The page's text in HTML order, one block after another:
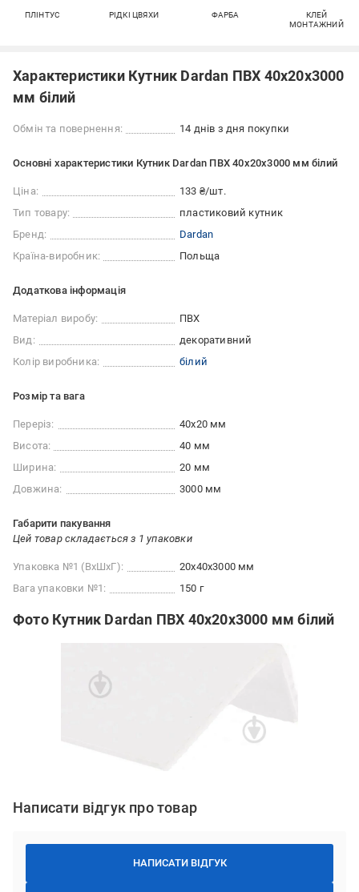
ПЛІНТУС РІДКІ ЦВЯХИ ФАРБА
КЛЕЙ
МОНТАЖНИЙ
Характеристики Кутник Dardan ПВХ 40х20х3000
мм білий
Обмін та повернення: 14 днів з дня покупки
Основні характеристики Кутник Dardan ПВХ 40х20х3000 мм білий
Ціна:
133 ₴/шт.
Тип товару:
пластиковий кутник
Бренд:
Dardan
Країна-виробник:
Польща
Додаткова інформація
Матеріал виробу:
ПВХ
Вид:
декоративний
Колір виробника:
білий
Розмір та вага
Переріз:
40x20 мм
Висота:
40 мм
Ширина:
20 мм
Довжина:
3000 мм
Габарити пакування
Цей товар складається з 1 упаковки
Упаковка №1 (ВхШхГ):
20x40x3000 мм
Вага упаковки №1:
150 г
Фото Кутник Dardan ПВХ 40х20х3000 мм білий
Написати відгук про товар
НАПИСАТИ ВІДГУК